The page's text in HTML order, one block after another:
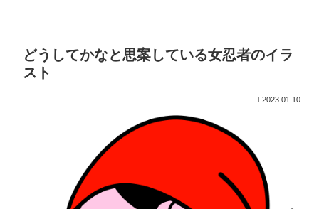
どうしてかなと思案している女忍者のイラ
スト
2023.01.10